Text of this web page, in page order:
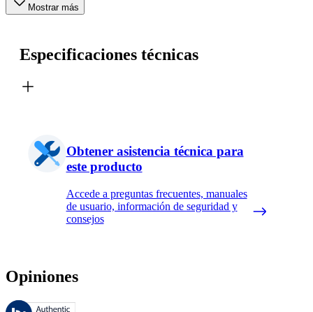
Mostrar más
Especificaciones técnicas
Obtener asistencia técnica para
este producto
Accede a preguntas frecuentes, manuales
de usuario, información de seguridad y
consejos
Opiniones
Estas reseñas las gestiona Bazaarvoice y cumplen con la política de